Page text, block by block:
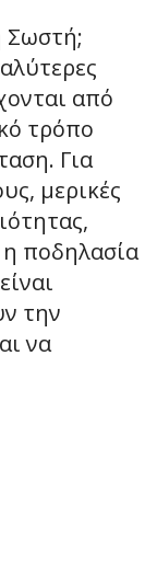
Σωστή;
από
τρόπο
Για
μερικές
ποδηλασία
την
να